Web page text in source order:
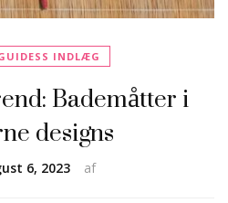
INDLÆG
Bademåtter i
designs
af
6, 2023